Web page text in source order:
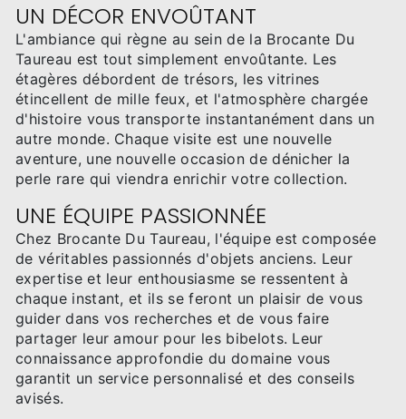
UN DÉCOR ENVOÛTANT
L'ambiance qui règne au sein de la Brocante Du
Taureau est tout simplement envoûtante. Les
étagères débordent de trésors, les vitrines
étincellent de mille feux, et l'atmosphère chargée
d'histoire vous transporte instantanément dans un
autre monde. Chaque visite est une nouvelle
aventure, une nouvelle occasion de dénicher la
perle rare qui viendra enrichir votre collection.
UNE ÉQUIPE PASSIONNÉE
Chez Brocante Du Taureau, l'équipe est composée
de véritables passionnés d'objets anciens. Leur
expertise et leur enthousiasme se ressentent à
chaque instant, et ils se feront un plaisir de vous
guider dans vos recherches et de vous faire
partager leur amour pour les bibelots. Leur
connaissance approfondie du domaine vous
garantit un service personnalisé et des conseils
avisés.